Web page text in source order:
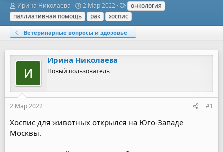
А
в
т
о
р
е
м
Ирина Николаева
Д
а
т
а
н
ч
а
л
а
2 Мар 2022
Т
е
г
и
онкология
паллиативная помощь
рак хоспис
Ветеринарные вопросы и здоровье
Ирина Николаева
Новый пользователь
2 Мар 2022 #1
Хоспис для животных открылся на Юго-Западе
Москвы.